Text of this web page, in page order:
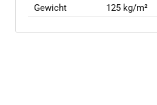
Gewicht
125 kg/m²